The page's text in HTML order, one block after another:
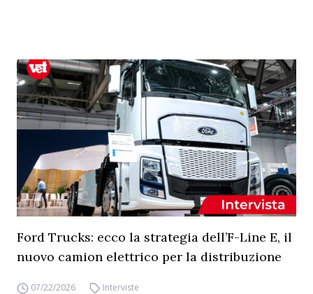
Ford Trucks: ecco la strategia dell’F-Line E, il
nuovo camion elettrico per la distribuzione
07/22/2026 Interviste